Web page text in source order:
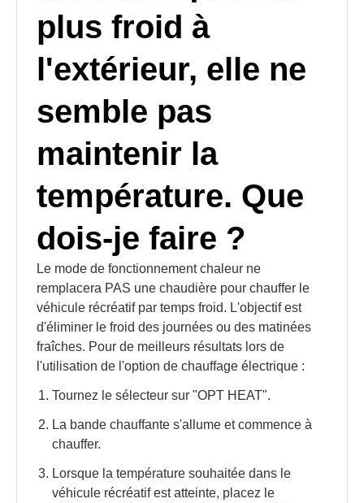
plus froid à
l'extérieur, elle ne
semble pas
maintenir la
température. Que
dois-je faire ?
Le mode de fonctionnement chaleur ne
remplacera PAS une chaudière pour chauffer le
véhicule récréatif par temps froid. L'objectif est
d'éliminer le froid des journées ou des matinées
fraîches. Pour de meilleurs résultats lors de
l'utilisation de l'option de chauffage électrique :
Tournez le sélecteur sur "OPT HEAT".
La bande chauffante s'allume et commence à
chauffer.
Lorsque la température souhaitée dans le
véhicule récréatif est atteinte, placez le